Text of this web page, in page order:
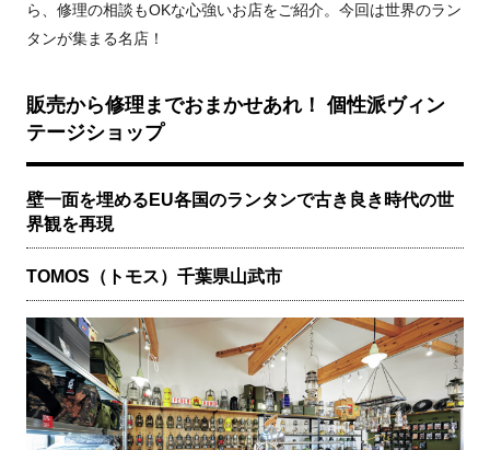
ら、修理の相談もOKな心強いお店をご紹介。今回は世界のラン
タンが集まる名店！
販売から修理までおまかせあれ！ 個性派ヴィン
テージショップ
壁一面を埋めるEU各国のランタンで古き良き時代の世
界観を再現
TOMOS（トモス）千葉県山武市